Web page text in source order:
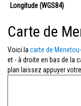
Longitude (WGS84)
Carte de
Voici la carte de
et - à droite en bas de la
plan laissez appuyer